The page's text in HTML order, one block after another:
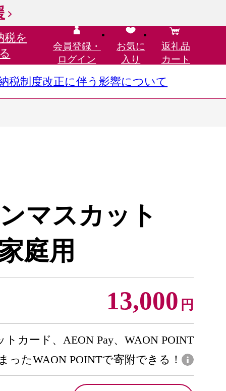
税を
会員登録・
ログイン
お気に
入り
返礼品
カート
税制度改正に伴う影響について
マスカット
庭用
13,000 円
トカード、AEON Pay、WAON POINT
ったWAON POINTで寄附できる！